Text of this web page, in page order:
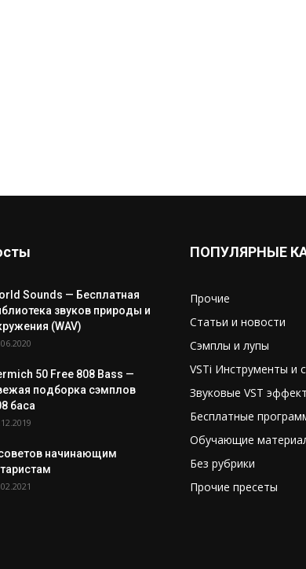
Sounds — Бесплатная
звуков природы и
(WAV)
50 Free 808 Bass —
подборка сэмплов
баса
начинающим
ПОПУЛЯРНЫЕ
Прочие
Статьи и новости
Сэмплы и лупы
VSTi Инструменты и
Звуковые VST
Бесплатные
Обучающие
Без рубрики
Прочие пресеты